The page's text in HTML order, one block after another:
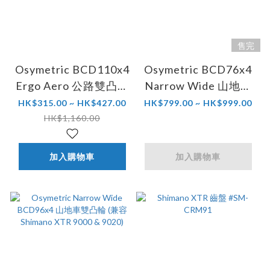
Osymetric BCD110x4
Ergo Aero 公路雙凸輪
齒片 (適用計時賽/ 鐵
三賽)
HK$315.00 ~ HK$427.00
HK$1,160.00
加入購物車
售完
Osymetric BCD76x4
Narrow Wide 山地車
橢圓齒片 (SRAM XX1)
HK$799.00 ~ HK$999.00
加入購物車